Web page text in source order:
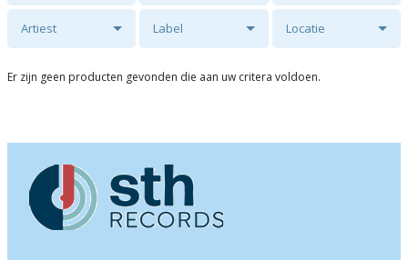
Artiest Label Locatie
Er zijn geen producten gevonden die aan uw critera voldoen.